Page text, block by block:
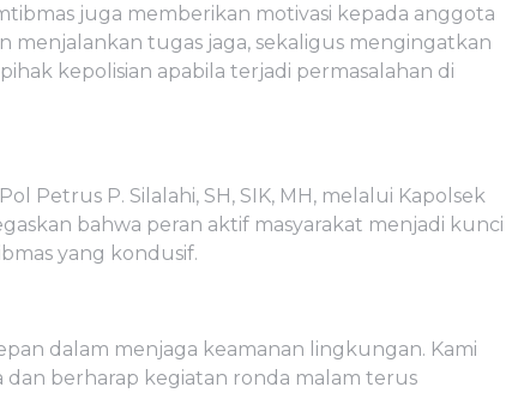
juga memberikan motivasi kepada anggota
menjalankan tugas jaga, sekaligus mengingatkan
kepolisian apabila terjadi permasalahan di
Petrus P. Silalahi, SH, SIK, MH, melalui Kapolsek
bahwa peran aktif masyarakat menjadi kunci
yang kondusif.
dalam menjaga keamanan lingkungan. Kami
dan berharap kegiatan ronda malam terus